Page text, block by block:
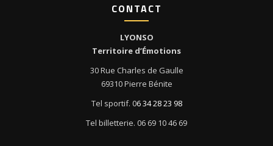
CONTACT
LYONSO
Territoire d’Émotions
30 Rue Charles de Gaulle
69310 Pierre Bénite
Tel sportif. 06 34 28 23 98
Tel billetterie. 06 69 10 46 69